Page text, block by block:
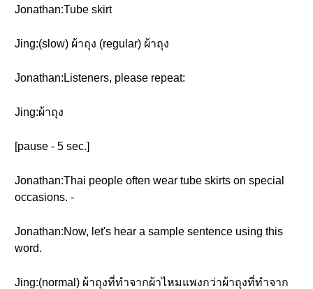
Jonathan:Tube skirt
Jing:(slow) ผ้าถุง (regular) ผ้าถุง
Jonathan:Listeners, please repeat:
Jing:ผ้าถุง
[pause - 5 sec.]
Jonathan:Thai people often wear tube skirts on special
occasions. -
Jonathan:Now, let's hear a sample sentence using this
word.
Jing:(normal) ผ้าถุงที่ทำจากผ้าไหมแพงกว่าผ้าถุงที่ทำจาก